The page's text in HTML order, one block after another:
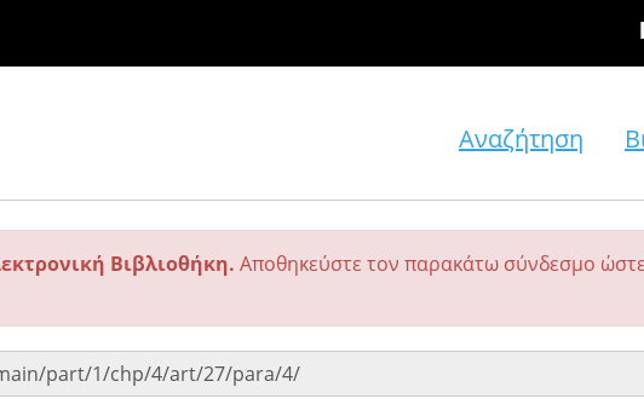
Αναζήτηση
Βιβλιοθήκη. Αποθηκεύστε τον παρακάτω σύνδεσμο